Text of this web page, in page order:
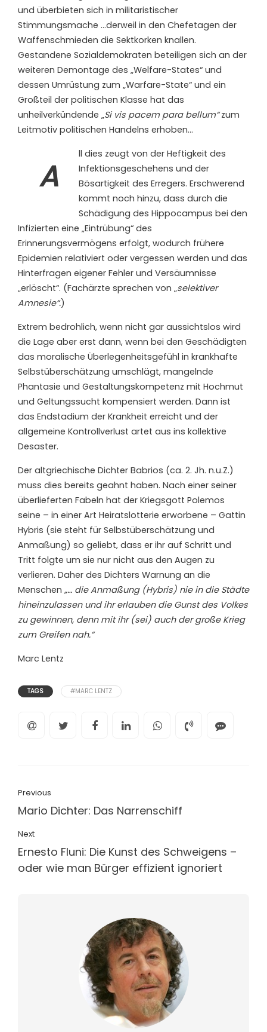
und überbieten sich in militaristischer
Stimmungsmache …derweil in den Chefetagen der
Waffenschmieden die Sektkorken knallen.
Gestandene Sozialdemokraten beteiligen sich an der
weiteren Demontage des „Welfare-States“ und
dessen Umrüstung zum „Warfare-State“ und ein
Großteil der politischen Klasse hat das
unheilverkündende „Si vis pacem para bellum“zum
Leitmotiv politischen Handelns erhoben…
A
ll dies zeugt von der Heftigkeit des
Infektionsgeschehens und der
Bösartigkeit des Erregers. Erschwerend
kommt noch hinzu, dass durch die
Schädigung des Hippocampus bei den
Infizierten eine „Eintrübung“ des
Erinnerungsvermögens erfolgt, wodurch frühere
Epidemien relativiert oder vergessen werden und das
Hinterfragen eigener Fehler und Versäumnisse
„erlöscht“. (Fachärzte sprechen von „selektiver
Amnesie“.)
Extrem bedrohlich, wenn nicht gar aussichtslos wird
die Lage aber erst dann, wenn bei den Geschädigten
das moralische Überlegenheitsgefühl in krankhafte
Selbstüberschätzung umschlägt, mangelnde
Phantasie und Gestaltungskompetenz mit Hochmut
und Geltungssucht kompensiert werden. Dann ist
das Endstadium der Krankheit erreicht und der
allgemeine Kontrollverlust artet aus ins kollektive
Desaster.
Der altgriechische Dichter Babrios (ca. 2. Jh. n.u.Z.)
muss dies bereits geahnt haben. Nach einer seiner
überlieferten Fabeln hat der Kriegsgott Polemos
seine – in einer Art Heiratslotterie erworbene – Gattin
Hybris (sie steht für Selbstüberschätzung und
Anmaßung) so geliebt, dass er ihr auf Schritt und
Tritt folgte um sie nur nicht aus den Augen zu
verlieren. Daher des Dichters Warnung an die
Menschen „… die Anmaßung (Hybris) nie in die Städte
hineinzulassen und ihr erlauben die Gunst des Volkes
zu gewinnen, denn mit ihr (sei) auch der große Krieg
zum Greifen nah.“
Marc Lentz
TAGS #MARC LENTZ
Previous
Mario Dichter: Das Narrenschiff
Next
Ernesto Fluni: Die Kunst des Schweigens –
oder wie man Bürger effizient ignoriert